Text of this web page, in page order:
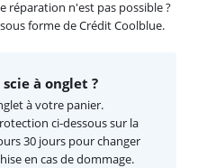
réparation n'est pas possible ?
forme de Crédit Coolblue.
à onglet ?
à votre panier.
ci-dessous sur la
30 jours pour changer
en cas de dommage.